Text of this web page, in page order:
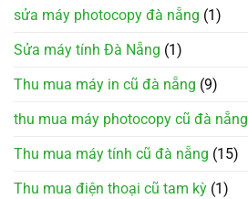
sửa máy photocopy đà nẵng (1)
Sửa máy tính Đà Nẵng (1)
Thu mua máy in cũ đà nẵng (9)
thu mua máy photocopy cũ đà nẵng
Thu mua máy tính cũ đà nẵng (15)
Thu mua điện thoại cũ tam kỳ (1)